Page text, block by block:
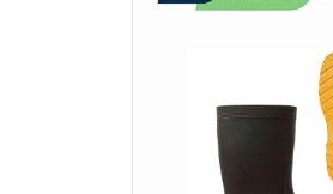
A Bota de Segurança
e agentes abrasivos.
solado antiderrapante
poliéster na cor
resistência à Bota de
é ideal para
proteção para os pés